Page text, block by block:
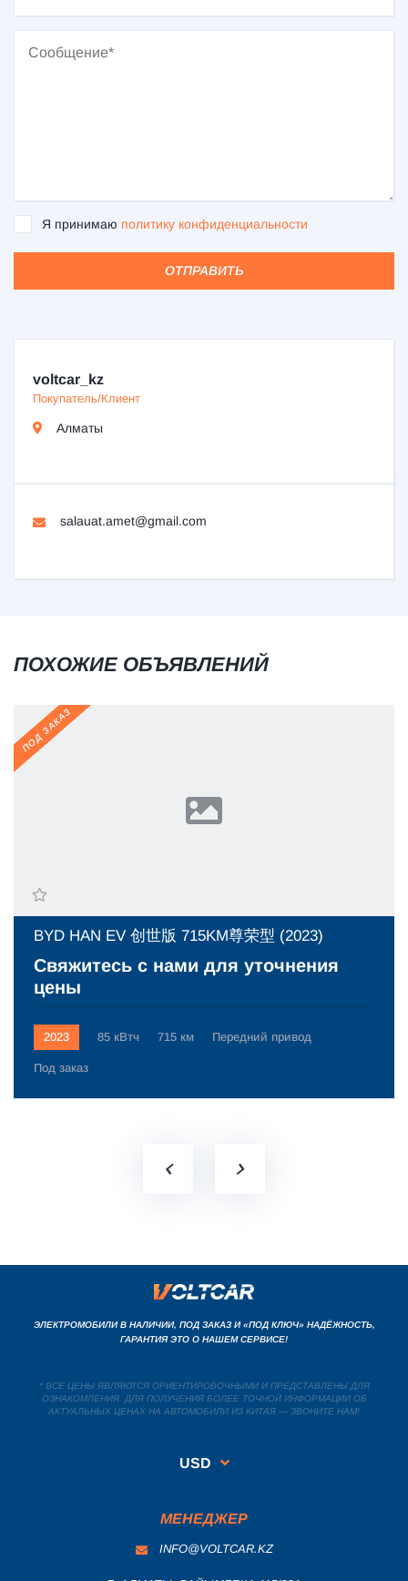
Я принимаю политику конфиденциальности
ОТПРАВИТЬ
voltcar_kz
Покупатель/Клиент
Алматы
salauat.amet@gmail.com
ПОХОЖИЕ ОБЪЯВЛЕНИЙ
ПОД ЗАКАЗ
BYD HAN EV 创世版 715KM尊荣型 (2023)
Свяжитесь с нами для уточнения
цены
2023 85 кВтч 715 км Передний привод
Под заказ
ЭЛЕКТРОМОБИЛИ В НАЛИЧИИ, ПОД ЗАКАЗ И «ПОД КЛЮЧ» НАДЁЖНОСТЬ,
ГАРАНТИЯ ЭТО О НАШЕМ СЕРВИСЕ!
* ВСЕ ЦЕНЫ ЯВЛЯЮТСЯ ОРИЕНТИРОВОЧНЫМИ И ПРЕДСТАВЛЕНЫ ДЛЯ
ОЗНАКОМЛЕНИЯ. ДЛЯ ПОЛУЧЕНИЯ БОЛЕЕ ТОЧНОЙ ИНФОРМАЦИИ ОБ
АКТУАЛЬНЫХ ЦЕНАХ НА АВТОМОБИЛИ ИЗ КИТАЯ — ЗВОНИТЕ НАМ!
USD
МЕНЕДЖЕР
INFO@VOLTCAR.KZ